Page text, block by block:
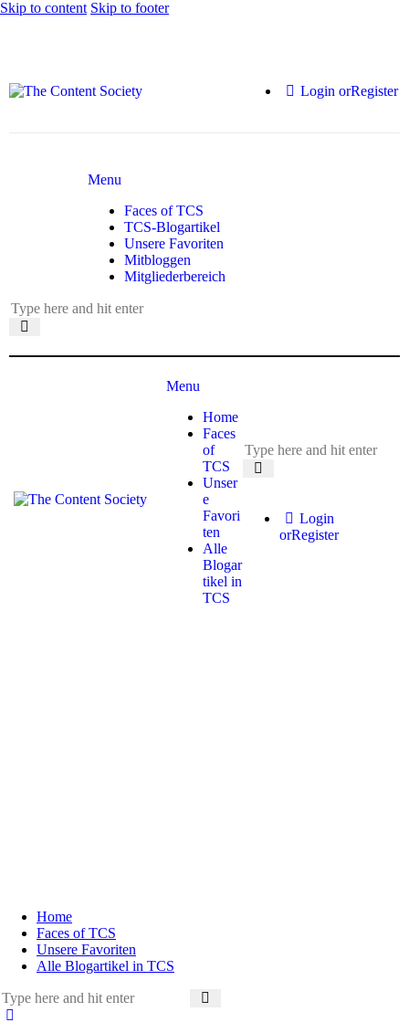
Skip to content Skip to footer
Login orRegister
Menu
Faces of TCS
TCS-Blogartikel
Unsere Favoriten
Mitbloggen
Mitgliederbereich
Menu
Home
Faces
of
TCS
Unser
e
Favori
ten
Alle
Blogar
tikel in
TCS
Login
orRegister
Home
Faces of TCS
Unsere Favoriten
Alle Blogartikel in TCS